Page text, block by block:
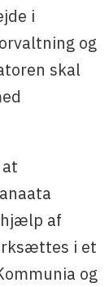
i
og
skal
hjælp af
i et
og